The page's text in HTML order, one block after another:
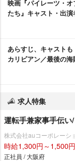
映画『パイレーツ・
たち』キャスト・出
あらすじ、キャスト
カリビアン／最後の
求人特集
運転手兼家事手伝
株式会社auコーポレーシ
時給1,300円～1,500円
正社員 / 大阪府